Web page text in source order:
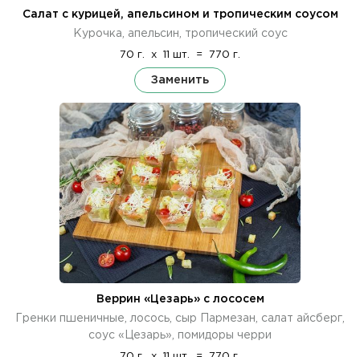
Салат с курицей, апельсином и тропическим соусом
Курочка, апельсин, тропический соус
70 г. x 11 шт. = 770 г.
Заменить
Веррин «Цезарь» с лососем
Гренки пшеничные, лосось, сыр Пармезан, салат айсберг,
соус «Цезарь», помидоры черри